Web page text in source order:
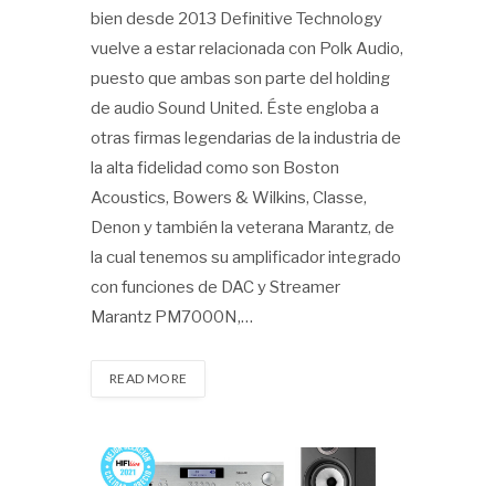
bien desde 2013 Definitive Technology
vuelve a estar relacionada con Polk Audio,
puesto que ambas son parte del holding
de audio Sound United. Éste engloba a
otras firmas legendarias de la industria de
la alta fidelidad como son Boston
Acoustics, Bowers & Wilkins, Classe,
Denon y también la veterana Marantz, de
la cual tenemos su amplificador integrado
con funciones de DAC y Streamer
Marantz PM7000N,…
READ MORE